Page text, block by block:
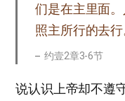
们是在主里面
照主所行的去行
约壹2章3-6节
说认识上帝却不遵